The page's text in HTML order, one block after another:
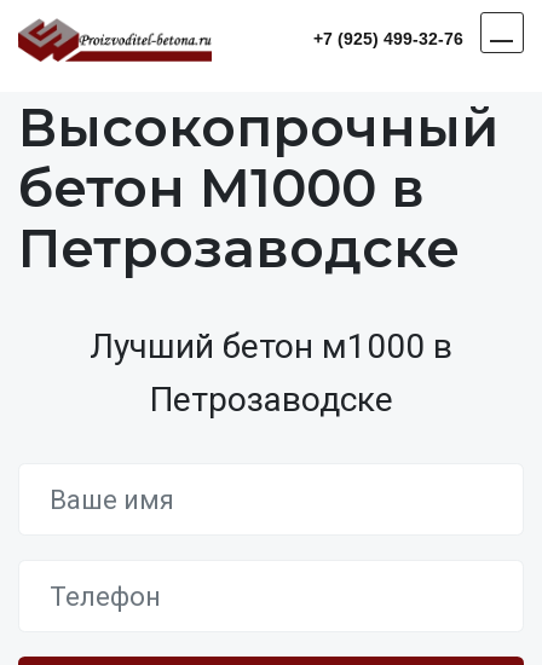
+7 (925) 499-32-76
Высокопрочный
бетон М1000 в
Петрозаводске
Лучший бетон м1000 в
Петрозаводске